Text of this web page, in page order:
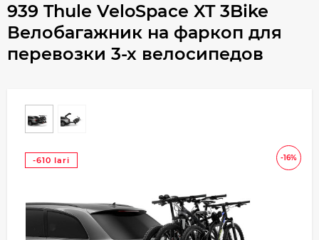
939 Thule VeloSpace XT 3Bike
Велобагажник на фаркоп для
перевозки 3-х велосипедов
-16%
-610 lari